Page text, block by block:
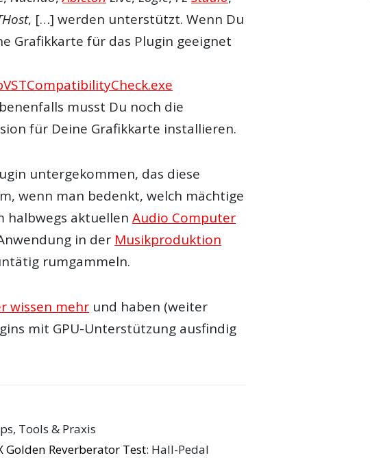
, […] werden unterstützt. Wenn Du
Grafikkarte für das Plugin geeignet
musst Du noch die
für Deine Grafikkarte installieren.
untergekommen, das diese
wenn man bedenkt, welch mächtige
halbwegs aktuellenAudio Computer
in der Musikproduktion
rumgammeln.
wissen mehr und haben (weiter
mit GPU-Unterstützung ausfindig
Tools & Praxis
Golden Reverberator Test: Hall-Pedal